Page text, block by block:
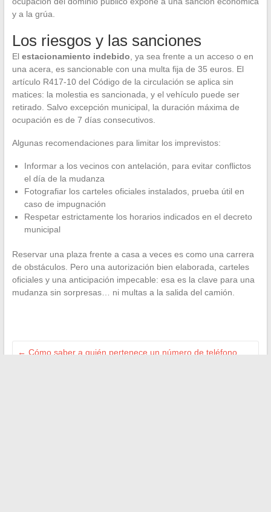
y a la grúa.
Los riesgos y las sanciones
El estacionamiento indebido , ya sea frente a un acceso o en
una acera, es sancionable con una multa fija de 35 euros. El
artículo R417-10 del Código de la circulación se aplica sin
matices: la molestia es sancionada, y el vehículo puede ser
retirado. Salvo excepción municipal, la duración máxima de
ocupación es de 7 días consecutivos.
Algunas recomendaciones para limitar los imprevistos:
Informar a los vecinos con antelación, para evitar conflictos
el día de la mudanza
Fotografiar los carteles oficiales instalados, prueba útil en
caso de impugnación
Respetar estrictamente los horarios indicados en el decreto
municipal
Reservar una plaza frente a casa a veces es como una carrera
de obstáculos. Pero una autorización bien elaborada, carteles
oficiales y una anticipación impecable: esa es la clave para una
mudanza sin sorpresas… ni multas a la salida del camión.
← Cómo saber a quién pertenece un número de teléfono